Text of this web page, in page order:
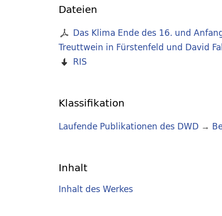
Dateien
Das Klima Ende des 16. und
Treuttwein in Fürstenfeld und David
RIS
Klassifikation
Laufende Publikationen des DWD →
Inhalt
Inhalt des Werkes